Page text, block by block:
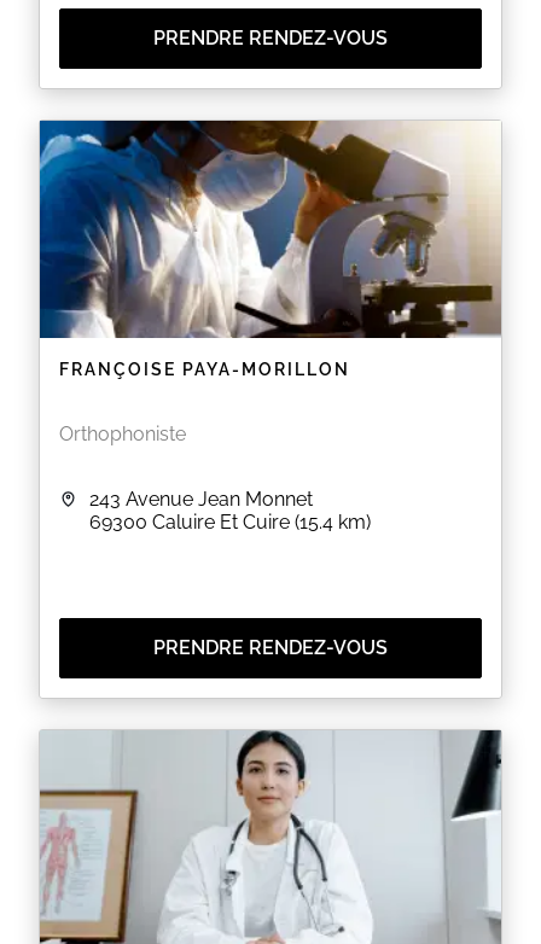
PRENDRE RENDEZ-VOUS
FRANÇOISE PAYA-MORILLON
Orthophoniste
243 Avenue Jean Monnet
69300 Caluire Et Cuire (15.4 km)
PRENDRE RENDEZ-VOUS